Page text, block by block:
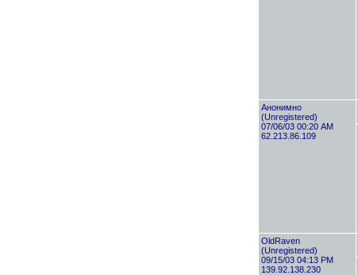
Анонимно
(Unregistered)
07/06/03 00:20 AM
62.213.86.109
OldRaven
(Unregistered)
09/15/03 04:13 PM
139.92.138.230